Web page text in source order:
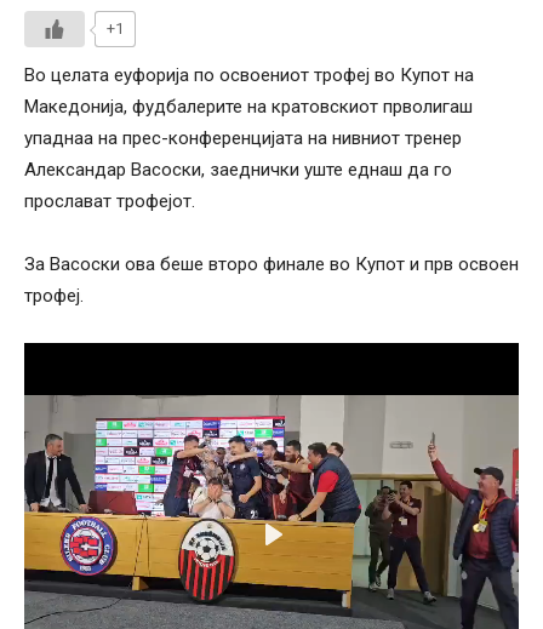
+1
Во целата еуфорија по освоениот трофеј во Купот на
Македонија, фудбалерите на кратовскиот прволигаш
упаднаа на прес-конференцијата на нивниот тренер
Александар Васоски, заеднички уште еднаш да го
прослават трофејот.
За Васоски ова беше второ финале во Купот и прв освоен
трофеј.